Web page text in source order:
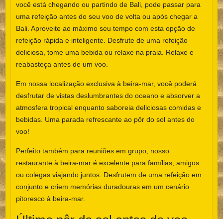
você está chegando ou partindo de Bali, pode passar para
uma refeição antes do seu voo de volta ou após chegar a
Bali. Aproveite ao máximo seu tempo com esta opção de
refeição rápida e inteligente. Desfrute de uma refeição
deliciosa, tome uma bebida ou relaxe na praia. Relaxe e
reabasteça antes de um voo.
Em nossa localização exclusiva à beira-mar, você poderá
desfrutar de vistas deslumbrantes do oceano e absorver a
atmosfera tropical enquanto saboreia deliciosas comidas e
bebidas. Uma parada refrescante ao pôr do sol antes do
voo!
Perfeito também para reuniões em grupo, nosso
restaurante à beira-mar é excelente para famílias, amigos
ou colegas viajando juntos. Desfrutem de uma refeição em
conjunto e criem memórias duradouras em um cenário
pitoresco à beira-mar.